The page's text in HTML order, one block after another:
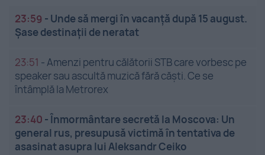
23:59 - Unde să mergi în vacanță după 15 august.
Șase destinații de neratat
23:51 -Amenzi pentru călătorii STB care vorbesc pe
speaker sau ascultă muzică fără căști. Ce se
întâmplă la Metrorex
23:40 -Înmormântare secretă la Moscova: Un
general rus, presupusă victimă în tentativa de
asasinat asupra lui Aleksandr Ceiko